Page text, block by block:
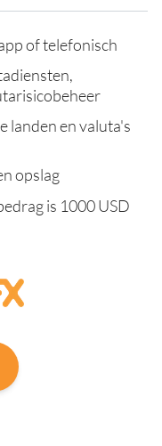
of telefonisch
landen en valuta's
opslag
is 1000 USD